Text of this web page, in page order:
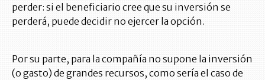
perder: si el beneficiario cree que su inversión se
perderá, puede decidir no ejercer la opción.
Por su parte, para la compañía no supone la inversión
(o gasto) de grandes recursos, como sería el caso de